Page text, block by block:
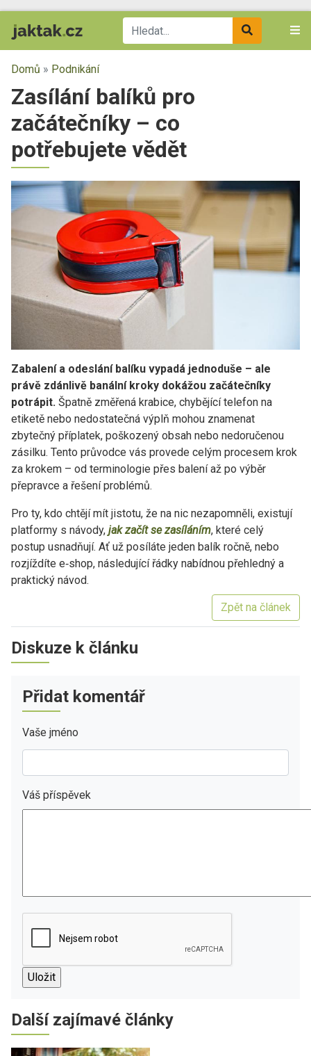
Domů » Podnikání
Zasílání balíků pro
začátečníky – co
potřebujete vědět
Zabalení a odeslání balíku vypadá jednoduše – ale
právě zdánlivě banální kroky dokážou začátečníky
potrápit. Špatně změřená krabice, chybějící telefon na
etiketě nebo nedostatečná výplň mohou znamenat
zbytečný příplatek, poškozený obsah nebo nedoručenou
zásilku. Tento průvodce vás provede celým procesem krok
za krokem – od terminologie přes balení až po výběr
přepravce a řešení problémů.
Pro ty, kdo chtějí mít jistotu, že na nic nezapomněli, existují
platformy s návody, jak začít se zasíláním, které celý
postup usnadňují. Ať už posíláte jeden balík ročně, nebo
rozjíždíte e‑shop, následující řádky nabídnou přehledný a
praktický návod.
Zpět na článek
Diskuze k článku
Přidat komentář
Vaše jméno
Váš příspěvek
Další zajímavé články